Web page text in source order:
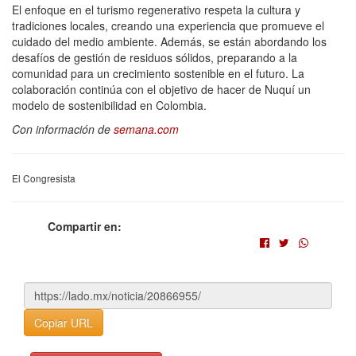
El enfoque en el turismo regenerativo respeta la cultura y
tradiciones locales, creando una experiencia que promueve el
cuidado del medio ambiente. Además, se están abordando los
desafíos de gestión de residuos sólidos, preparando a la
comunidad para un crecimiento sostenible en el futuro. La
colaboración continúa con el objetivo de hacer de Nuquí un
modelo de sostenibilidad en Colombia.
Con información de semana.com
El Congresista
Compartir en:
Copiar URL